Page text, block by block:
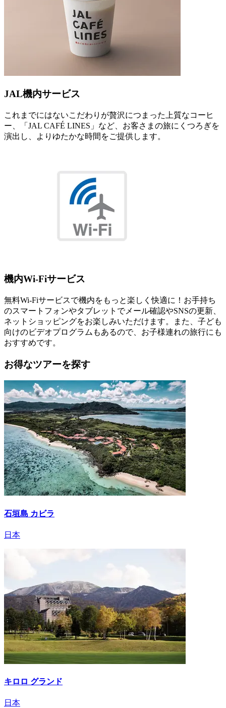
JAL機内サービス
これまでにはないこだわりが贅沢につまった上質なコーヒ
ー、「JAL CAFÉ LINES」など、お客さまの旅にくつろぎを
演出し、よりゆたかな時間をご提供します。
機内Wi-Fiサービス
無料Wi-Fiサービスで機内をもっと楽しく快適に！お手持ち
のスマートフォンやタブレットでメール確認やSNSの更新、
ネットショッピングをお楽しみいただけます。また、子ども
向けのビデオプログラムもあるので、お子様連れの旅行にも
おすすめです。
お得なツアーを探す
石垣島 カビラ
日本
キロロ グランド
日本